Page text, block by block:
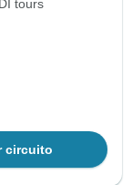
tours
circuito